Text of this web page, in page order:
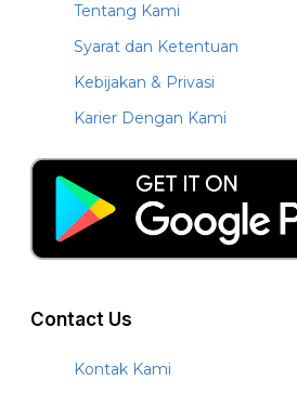
Tentang Kami
Syarat dan Ketentuan
Kebijakan & Privasi
Karier Dengan Kami
Contact Us
Kontak Kami